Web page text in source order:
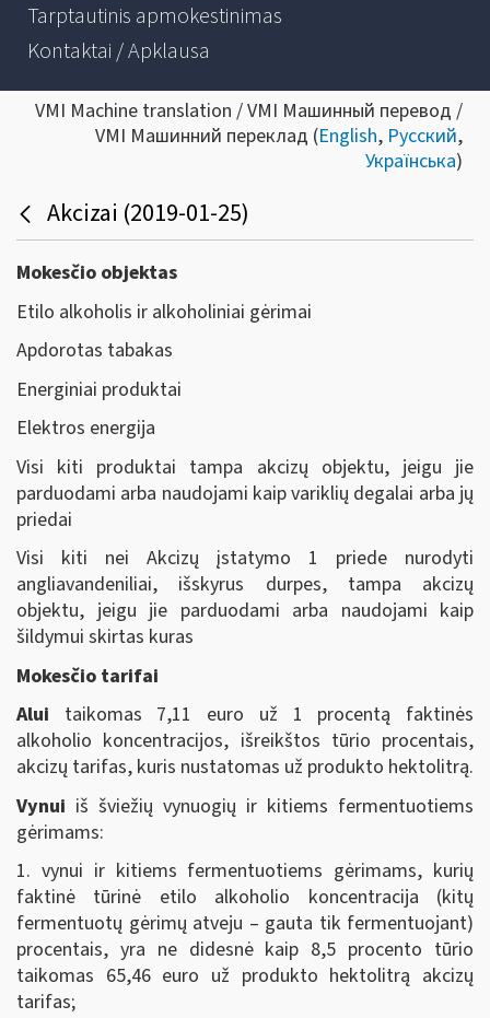
Tarptautinis apmokestinimas
Kontaktai / Apklausa
VMI Machine translation / VMI Машинный перевод /
VMI Машинний переклад (English, Русский,
Українська)
Akcizai (2019-01-25)
Mokesčio objektas
Etilo alkoholis ir alkoholiniai gėrimai
Apdorotas tabakas
Energiniai produktai
Elektros energija
Visi kiti produktai tampa akcizų objektu, jeigu jie
parduodami arba naudojami kaip variklių degalai arba jų
priedai
Visi kiti nei Akcizų įstatymo 1 priede nurodyti
angliavandeniliai, išskyrus durpes, tampa akcizų
objektu, jeigu jie parduodami arba naudojami kaip
šildymui skirtas kuras
Mokesčio tarifai
Alui taikomas 7,11 euro už 1 procentą faktinės
alkoholio koncentracijos, išreikštos tūrio procentais,
akcizų tarifas, kuris nustatomas už produkto hektolitrą.
Vynui iš šviežių vynuogių ir kitiems fermentuotiems
gėrimams:
1. vynui ir kitiems fermentuotiems gėrimams, kurių
faktinė tūrinė etilo alkoholio koncentracija (kitų
fermentuotų gėrimų atveju – gauta tik fermentuojant)
procentais, yra ne didesnė kaip 8,5 procento tūrio
taikomas 65,46 euro už produkto hektolitrą akcizų
tarifas;